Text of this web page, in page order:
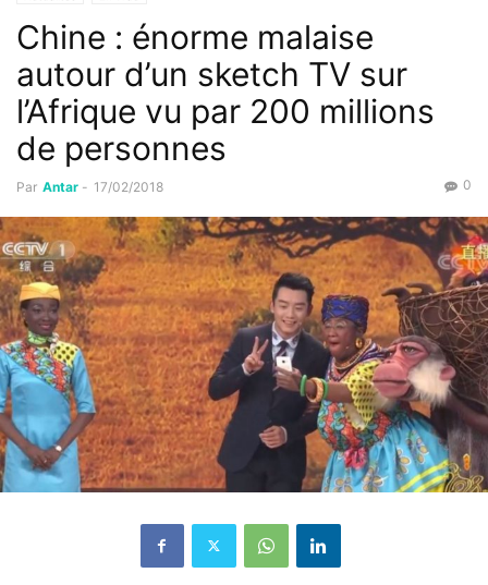
Chine : énorme malaise
autour d’un sketch TV sur
l’Afrique vu par 200 millions
de personnes
Par Antar - 17/02/2018 0